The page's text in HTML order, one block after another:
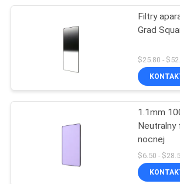
Filtry
Grad
1.1mm
Neutralny
nocnej
$6.50 -